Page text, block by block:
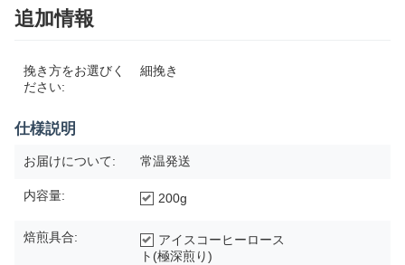
追加情報
挽き方をお選びく
ださい:
細挽き
仕様説明
お届けについて: 常温発送
内容量: 200g
焙煎具合:
アイスコーヒーロース
ト(極深煎り)